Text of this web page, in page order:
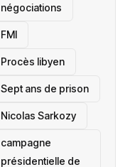
négociations
FMI
Procès libyen
Sept ans de prison
Nicolas Sarkozy
campagne
présidentielle de